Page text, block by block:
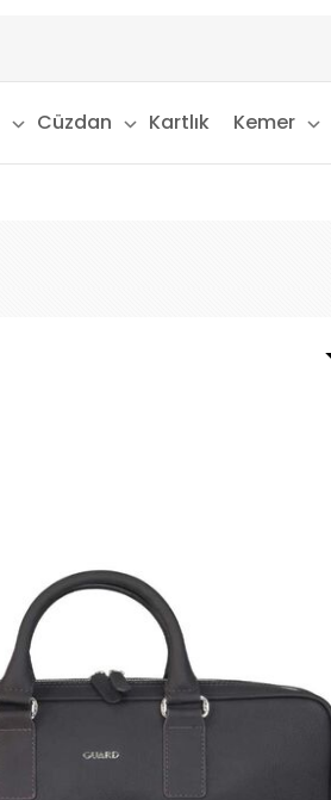
Cüzdan Kartlık Kemer